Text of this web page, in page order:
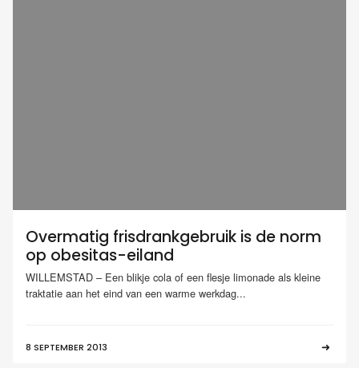
Overmatig frisdrankgebruik is de norm
op obesitas-eiland
WILLEMSTAD – Een blikje cola of een flesje limonade als kleine
traktatie aan het eind van een warme werkdag...
8 SEPTEMBER 2013